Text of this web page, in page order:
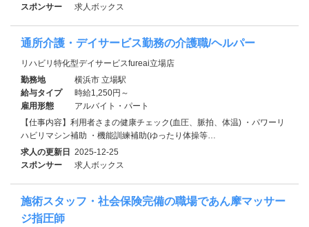
スポンサー
求人ボックス
通所介護・デイサービス勤務の介護職/ヘルパー
リハビリ特化型デイサービスfureai立場店
勤務地
横浜市 立場駅
給与タイプ
時給1,250円～
雇用形態
アルバイト・パート
【仕事内容】利用者さまの健康チェック(血圧、脈拍、体温) ・パワーリ
ハビリマシン補助 ・機能訓練補助(ゆったり体操等…
求人の更新日 2025-12-25
スポンサー
求人ボックス
施術スタッフ・社会保険完備の職場であん摩マッサー
ジ指圧師